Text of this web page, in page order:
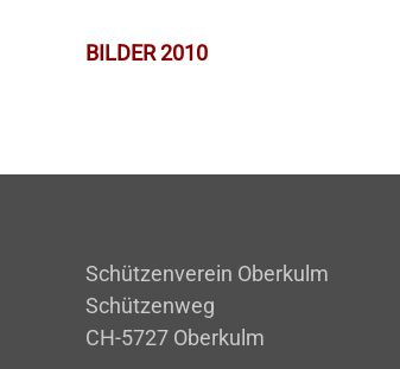
BILDER 2010
Schützenverein Oberkulm
Schützenweg
CH-5727 Oberkulm